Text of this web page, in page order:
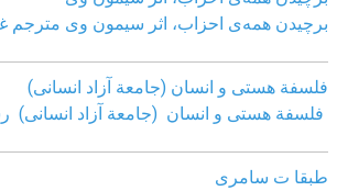
برچیدن همه‌ی احزاب، اثر سیمون وی مترجم
فلسفة هستی و انسان (جامعة آزاد انسانی)
فلسفة هستی و انسان (جامعة آزاد انسانی)
طبقا ت سامری